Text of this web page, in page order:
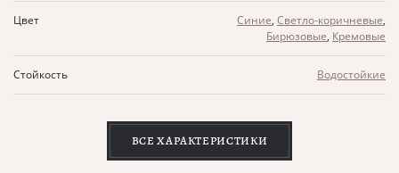
Цвет Синие, Светло-коричневые,
Бирюзовые, Кремовые
Стойкость Водостойкие
ВСЕ ХАРАКТЕРИСТИКИ